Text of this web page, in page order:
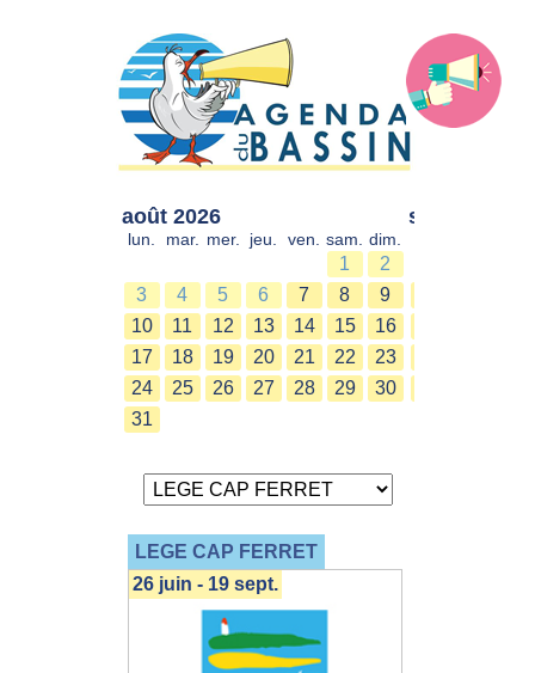
août 2026
lun. mar. mer. jeu. ven. sam. dim.
1
2
3
4 5 6 7 8
9
10
11 12 13 14 15
16
17
18 19 20 21 22
23
24
25 26 27 28 29
30
31
sept. 2026
LEGE CAP FERRET
26 juin - 19 sept.